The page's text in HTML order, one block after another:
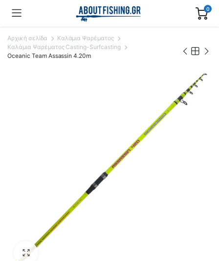
0
Αρχική σελίδα
Καλάμια Ψαρέματος
Καλάμια Ψαρέματος Casting-Surfcasting
Oceanic Team Assassin 4.20m